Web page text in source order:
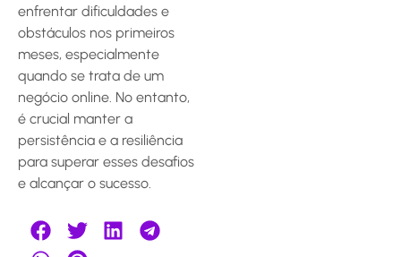
enfrentar dificuldades e
obstáculos nos primeiros
meses, especialmente
quando se trata de um
negócio online. No entanto,
é crucial manter a
persistência e a resiliência
para superar esses desafios
e alcançar o sucesso.